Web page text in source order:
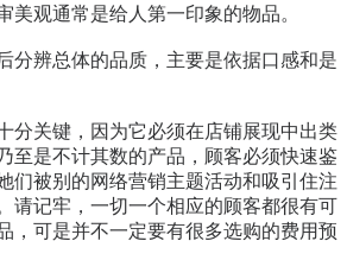
美观通常是给人第一印象的物品。
分辨总体的品质，主要是依据口感和是
分关键，因为它必须在店铺展现中出类
至是不计其数的产品，顾客必须快速鉴
们被别的网络营销主题活动和吸引住注
请记牢，一切一个相应的顾客都很有可
，可是并不一定要有很多选购的费用预